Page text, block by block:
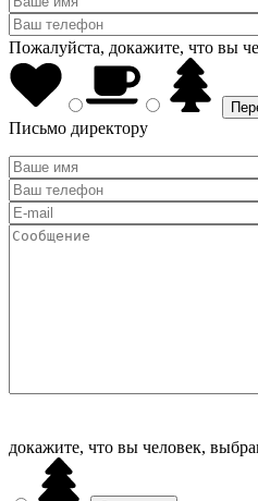
Пожалуйста, докажите, что вы
Письмо директору
докажите, что вы человек,